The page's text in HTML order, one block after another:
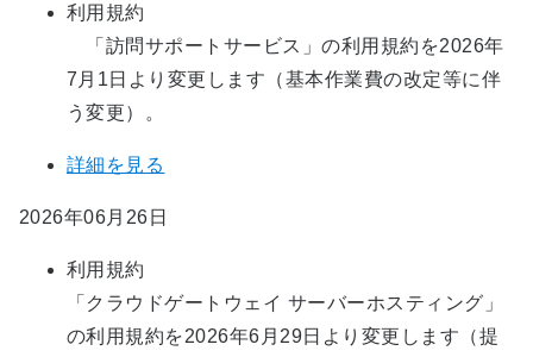
利用規約
「訪問サポートサービス」の利用規約を2026年
7月1日より変更します（基本作業費の改定等に伴
う変更）。​
詳細を見る
2026年06月26日
利用規約
「クラウドゲートウェイ サーバーホスティング」
の利用規約を2026年6月29日より変更します（提